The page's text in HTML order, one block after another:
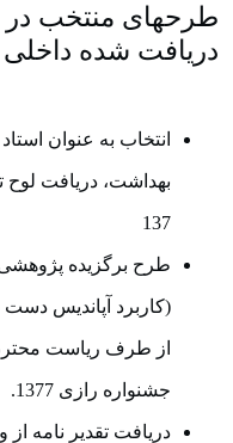
طرحهای منتخب در
دریافت شده داخلی
انتخاب به عنوان
بهداشت، دریافت
137
طرح برگزیده پژوهشی
(کاربرد آپاندیس دست
از طرف ریاست
جشنواره رازی 1377.
دریافت تقدیر نامه